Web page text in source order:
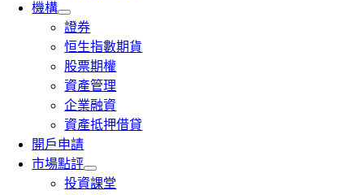
機構
證券
恒生指數期貨
股票期權
資產管理
企業融資
資產抵押借貸
開戶申請
市場點評
投資課堂